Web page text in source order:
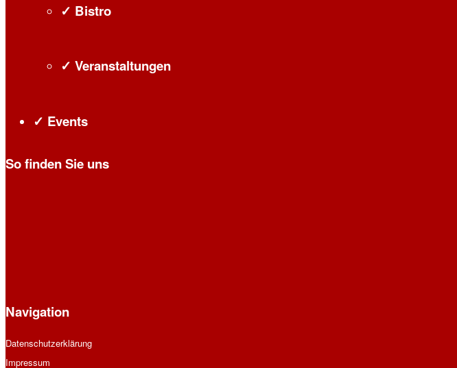
✓ Bistro
✓ Veranstaltungen
✓ Events
So finden Sie uns
Navigation
Datenschutzerklärung
Impressum